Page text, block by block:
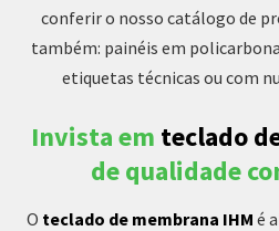
conferir o nosso catálogo de
também: painéis em
etiquetas técnicas ou com
Invista em teclado
de qualidade
O teclado de membrana IHM é